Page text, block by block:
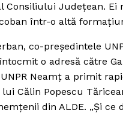
Consiliului Judeţean.
într-o altă
co-preşedintele
o adresă către
Neamţ a primit
Călin Popescu
din ALDE. „Şi